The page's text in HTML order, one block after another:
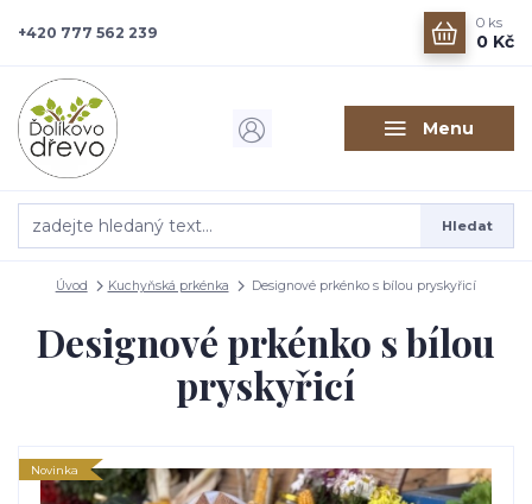
Menu
Hledat
+420 777 562 239
0 ks
0 Kč
Úvod Kuchyňská prkénka Designové prkénko s bílou pryskyřicí
Designové prkénko s bílou
pryskyřicí
Novinka